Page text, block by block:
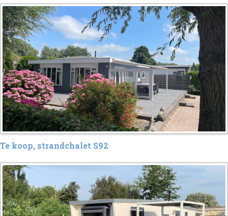
Te koop, strandchalet S92